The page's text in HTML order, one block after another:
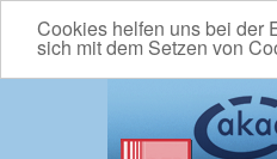
Cookies helfen uns bei der
sich mit dem Setzen von